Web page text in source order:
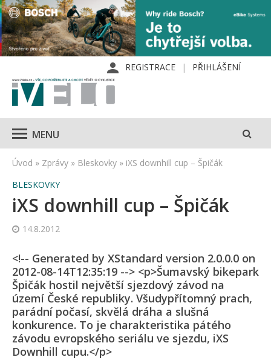
REGISTRACE PŘIHLÁŠENÍ
MENU
Úvod » Zprávy » Bleskovky » iXS downhill cup – Špičák
BLESKOVKY
iXS downhill cup – Špičák
14.8.2012
<!-- Generated by XStandard version 2.0.0.0 on
2012-08-14T12:35:19 --> <p>Šumavský bikepark
Špičák hostil největší sjezdový závod na
území České republiky. Všudypřítomný prach,
parádní počasí, skvělá dráha a slušná
konkurence. To je charakteristika pátého
závodu evropského seriálu ve sjezdu, iXS
Downhill cupu.</p>